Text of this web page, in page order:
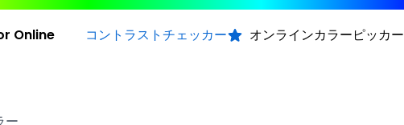
Online コントラストチェッカー オンラインカラーピッカー